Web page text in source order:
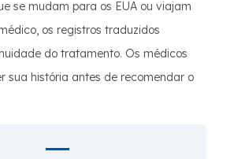
se mudam para os EUA ou viajam
os registros traduzidos
do tratamento. Os médicos
sua história antes de recomendar o